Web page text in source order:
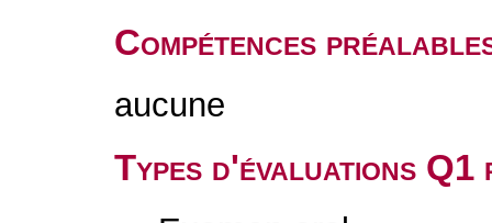
Compétences
aucune
Types d'évaluations